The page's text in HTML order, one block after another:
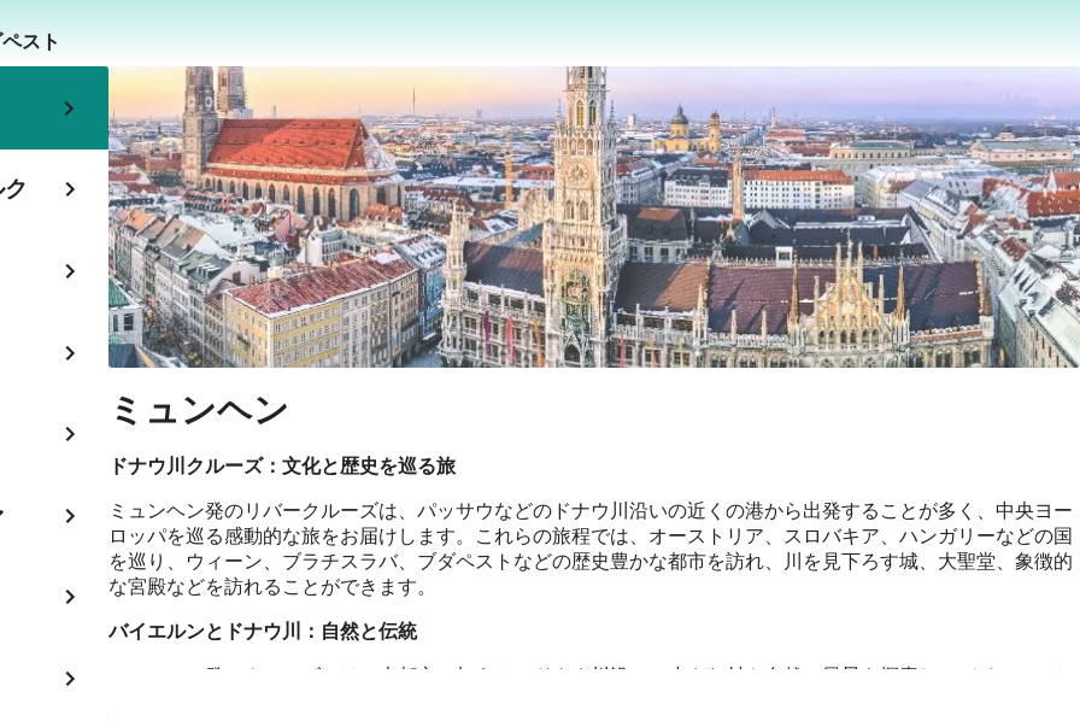
スト
ミュンヘン
ドナウ川クルーズ：文化と歴史を巡る旅
ミュンヘン発のリバークルーズは、パッサウなどのドナウ川沿いの近くの港から出発することが多く、中央ヨー
ロッパを巡る感動的な旅をお届けします。これらの旅程では、オーストリア、スロバキア、ハンガリーなどの国
を巡り、ウィーン、ブラチスラバ、ブダペストなどの歴史豊かな都市を訪れ、川を見下ろす城、大聖堂、象徴的
な宮殿などを訪れることができます。
バイエルンとドナウ川：自然と伝統
ミュンヘン発のクルーズでは、大都市に加えて、ドナウ川沿いの小さな村や自然の風景を探索し、バイエルンと